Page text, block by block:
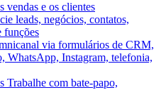
vendas e os clientes
leads, negócios, contatos,
funções
via formulários de CRM,
WhatsApp, Instagram, telefonia,
Trabalhe com bate-papo,